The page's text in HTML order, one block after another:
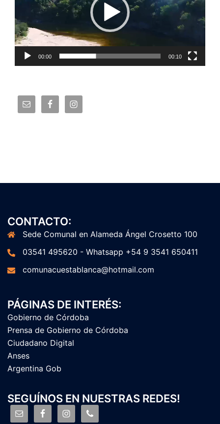
00:00 00:10
CONTACTO:
Sede Comunal en Alameda Ángel Crosetto 100
03541 495620 - Whatsapp +54 9 3541 650411
comunacuestablanca@hotmail.com
PÁGINAS DE INTERÉS:
Gobierno de Córdoba
Prensa de Gobierno de Córdoba
Ciudadano Digital
Anses
Argentina Gob
SEGUÍNOS EN NUESTRAS REDES!